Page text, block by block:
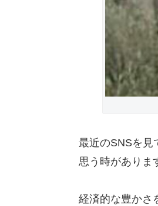
最近のSNSを見
思う時がありま
経済的な豊かさ